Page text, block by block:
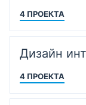
4 ПРОЕКТА
Дизайн
4 ПРОЕКТА